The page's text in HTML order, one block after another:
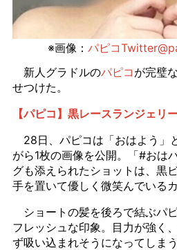
※画像： パピコ
新人グラドルのパピコ が完璧
せつけた。
【パピコ】黒レースランジェリ
28日、パピコは「おはよう」
がら1枚の画像を公開。「#おは
グも添えられたショットは、黒
手を置いて優しく微笑んでいるカ
ショートの髪を後ろで結ぶパ
フレッシュな印象。目力が強く
ず吸い込まれそうになってしまう